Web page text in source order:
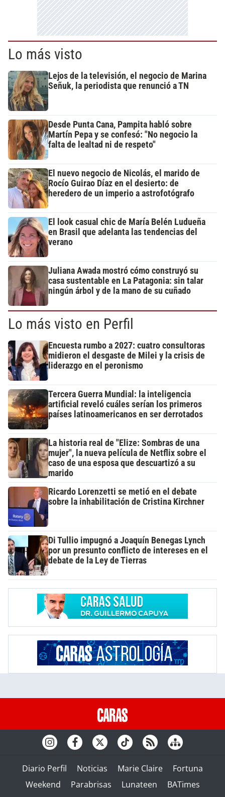
Lo más visto
Lejos de la televisión, el negocio de Marina
Señuk, la periodista que renunció a TN
Desde Punta Cana, Pampita habló sobre
Martín Pepa y se confesó: "No negocio la
falta de lealtad ni de respeto"
El nuevo negocio de Nicolás, el marido de
Rocío Guirao Díaz en el desierto: de
heredero de un imperio a astrofotógrafo
El look casual chic de María Belén Ludueña
en Brasil que adelanta las tendencias del
verano
Juliana Awada mostró cómo construyó su
casa sustentable en La Patagonia: sin talar
ningún árbol y de la mano de su cuñado
Lo más visto en Perfil
Encuesta rumbo a 2027: cuatro consultoras
midieron el desgaste de Milei y la crisis de
liderazgo en el peronismo
Tercera Guerra Mundial: la inteligencia
artificial reveló cuáles serían los primeros
países latinoamericanos en ser derrotados
La historia real de "Elize: Sombras de una
mujer", la nueva película de Netflix sobre el
caso de una esposa que descuartizó a su
marido
Ricardo Lorenzetti se metió en el debate
sobre la inhabilitación de Cristina Kirchner
Di Tullio impugnó a Joaquín Benegas Lynch
por un presunto conflicto de intereses en el
debate de la Ley de Tierras
Diario Perfil Noticias Marie Claire
Fortuna
Weekend
Parabrisas Lunateen BATimes